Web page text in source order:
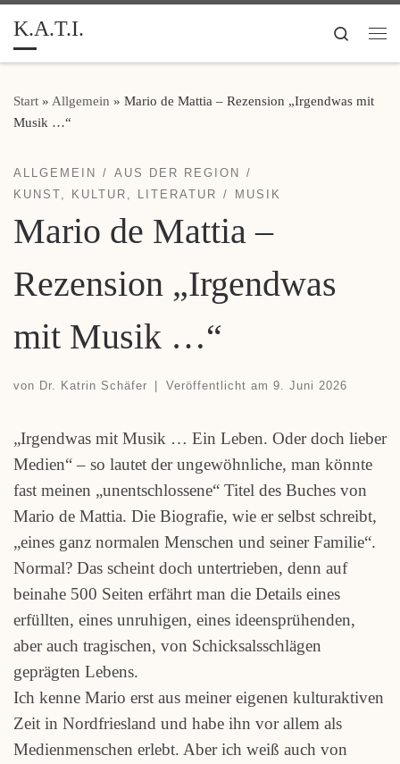
Zum Inhalt springen
K.A.T.I.
Search
Start » Allgemein » Mario de Mattia – Rezension „Irgendwas mit
Musik …“
ALLGEMEIN
AUS DER REGION
KUNST, KULTUR, LITERATUR
MUSIK
Mario de Mattia –
Rezension „Irgendwas
mit Musik …“
von Dr. Katrin Schäfer Veröffentlicht am 9. Juni 2026
„Irgendwas mit Musik … Ein Leben. Oder doch lieber
Medien“ – so lautet der ungewöhnliche, man könnte
fast meinen „unentschlossene“ Titel des Buches von
Mario de Mattia. Die Biografie, wie er selbst schreibt,
„eines ganz normalen Menschen und seiner Familie“.
Normal? Das scheint doch untertrieben, denn auf
beinahe 500 Seiten erfährt man die Details eines
erfüllten, eines unruhigen, eines ideensprühenden,
aber auch tragischen, von Schicksalsschlägen
geprägten Lebens.
Ich kenne Mario erst aus meiner eigenen kulturaktiven
Zeit in Nordfriesland und habe ihn vor allem als
Medienmenschen erlebt. Aber ich weiß auch von